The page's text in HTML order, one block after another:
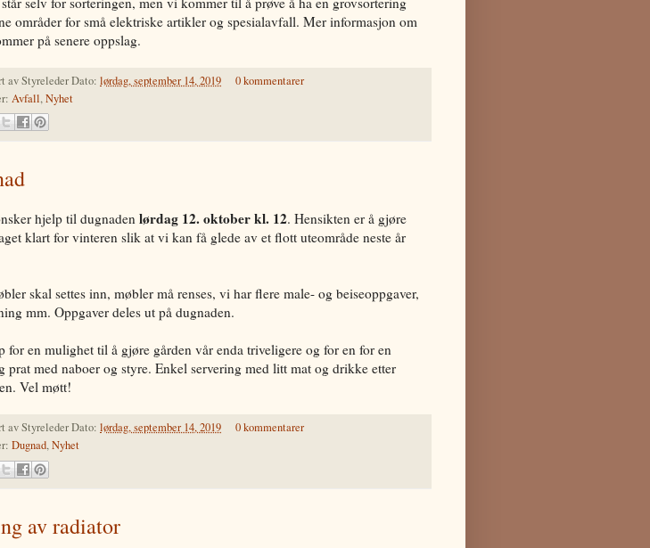
områder for små elektriske artikler og spesialavfall. Mer informasjon om
på senere oppslag.
avStyrelederDato: lørdag, september 14, 2019
0 kommentarer
Avfall,Nyhet
hjelp til dugnaden lørdag 12. oktober kl. 12. Hensikten er å gjøre
klart for vinteren slik at vi kan få glede av et flott uteområde neste år
skal settes inn, møbler må renses, vi har flere male- og beiseoppgaver,
mm. Oppgaver deles ut på dugnaden.
for en mulighet til å gjøre gården vår enda triveligere og for en for en
prat med naboer og styre. Enkel servering med litt mat og drikke etter
Vel møtt!
avStyrelederDato: lørdag, september 14, 2019
0 kommentarer
Dugnad,Nyhet
av radiator